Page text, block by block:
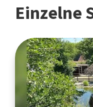
Einzelne